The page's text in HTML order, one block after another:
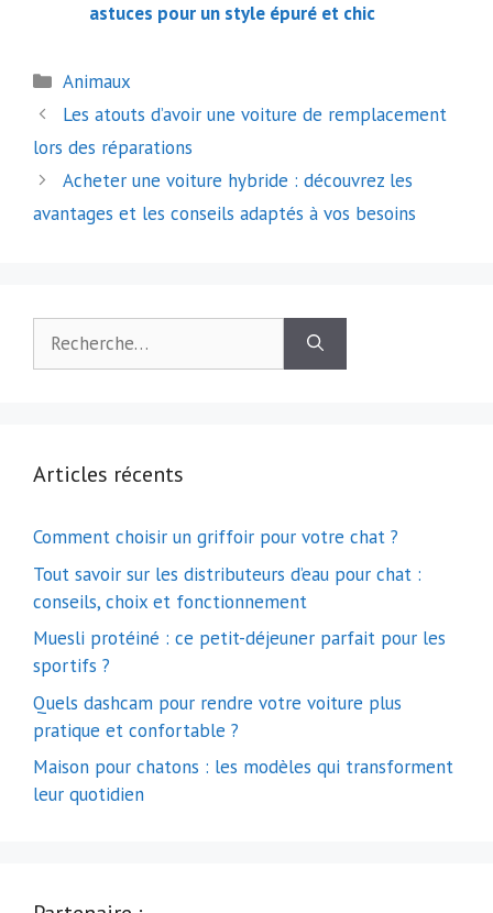
astuces pour un style épuré et chic
Catégories
Animaux
Navigation
des
Les atouts d’avoir une voiture de remplacement
lors des réparations
Acheter une voiture hybride : découvrez les
avantages et les conseils adaptés à vos besoins
Articles récents
Comment choisir un griffoir pour votre chat ?
Tout savoir sur les distributeurs d’eau pour chat :
conseils, choix et fonctionnement
Muesli protéiné : ce petit-déjeuner parfait pour les
sportifs ?
Quels dashcam pour rendre votre voiture plus
pratique et confortable ?
Maison pour chatons : les modèles qui transforment
leur quotidien